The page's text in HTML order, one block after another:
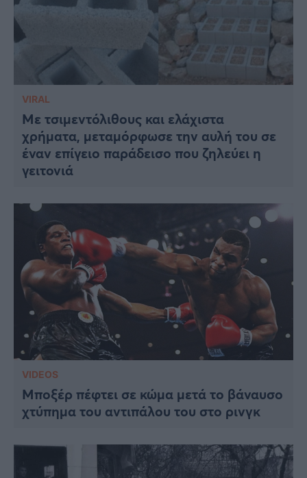
VIRAL
Με τσιμεντόλιθους και ελάχιστα
χρήματα, μεταμόρφωσε την αυλή του σε
έναν επίγειο παράδεισο που ζηλεύει η
γειτονιά
VIDEOS
Μποξέρ πέφτει σε κώμα μετά το βάναυσο
χτύπημα του αντιπάλου του στο ρινγκ